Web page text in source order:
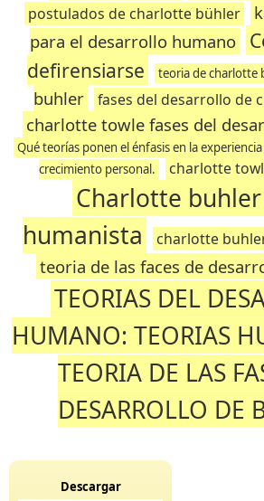
postulados de charlotte bühler
para el desarrollo humano
defirensiarse
teoria de charlotte
buhler
fases del desarrollo de
charlotte towle fases del
Qué teorías ponen el énfasis en la
crecimiento personal.
charlotte
Charlotte
humanista
charlotte
teoria de las faces de
TEORIAS DEL
HUMANO: TEORIAS
TEORIA DE LAS
DESARROLLO DE
Descargar